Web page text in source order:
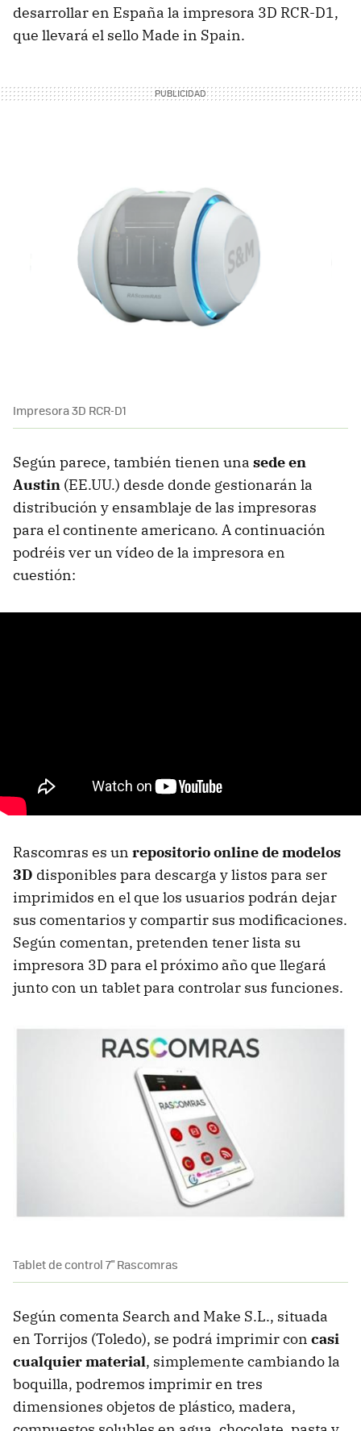
desarrollar en España la impresora 3D RCR-D1,
que llevará el sello Made in Spain.
Impresora 3D RCR-D1
Según parece, también tienen una sede en
Austin (EE.UU.) desde donde gestionarán la
distribución y ensamblaje de las impresoras
para el continente americano. A continuación
podréis ver un vídeo de la impresora en
cuestión:
Rascomras es un repositorio online de modelos
3D disponibles para descarga y listos para ser
imprimidos en el que los usuarios podrán dejar
sus comentarios y compartir sus modificaciones.
Según comentan, pretenden tener lista su
impresora 3D para el próximo año que llegará
junto con un tablet para controlar sus funciones.
Tablet de control 7" Rascomras
Según comenta Search and Make S.L., situada
en Torrijos (Toledo), se podrá imprimir con casi
cualquier material, simplemente cambiando la
boquilla, podremos imprimir en tres
dimensiones objetos de plástico, madera,